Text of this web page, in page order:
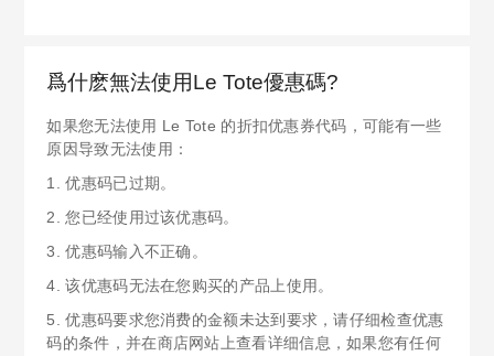
爲什麽無法使用Le Tote優惠碼?
如果您无法使用 Le Tote 的折扣优惠券代码，可能有一些
原因导致无法使用：
1. 优惠码已过期。
2. 您已经使用过该优惠码。
3. 优惠码输入不正确。
4. 该优惠码无法在您购买的产品上使用。
5. 优惠码要求您消费的金额未达到要求，请仔细检查优惠
码的条件，并在商店网站上查看详细信息，如果您有任何